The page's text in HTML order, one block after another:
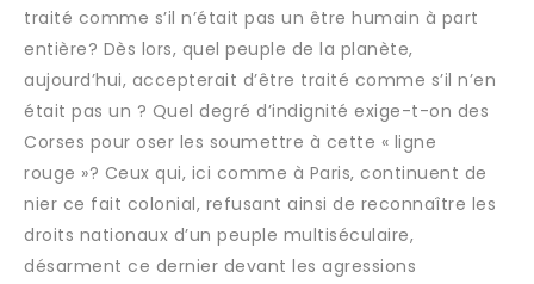
traité comme s’il n’était pas un être humain à part
entière? Dès lors, quel peuple de la planète,
aujourd’hui, accepterait d’être traité comme s’il n’en
était pas un ? Quel degré d’indignité exige-t-on des
Corses pour oser les soumettre à cette « ligne
rouge »? Ceux qui, ici comme à Paris, continuent de
nier ce fait colonial, refusant ainsi de reconnaître les
droits nationaux d’un peuple multiséculaire,
désarment ce dernier devant les agressions